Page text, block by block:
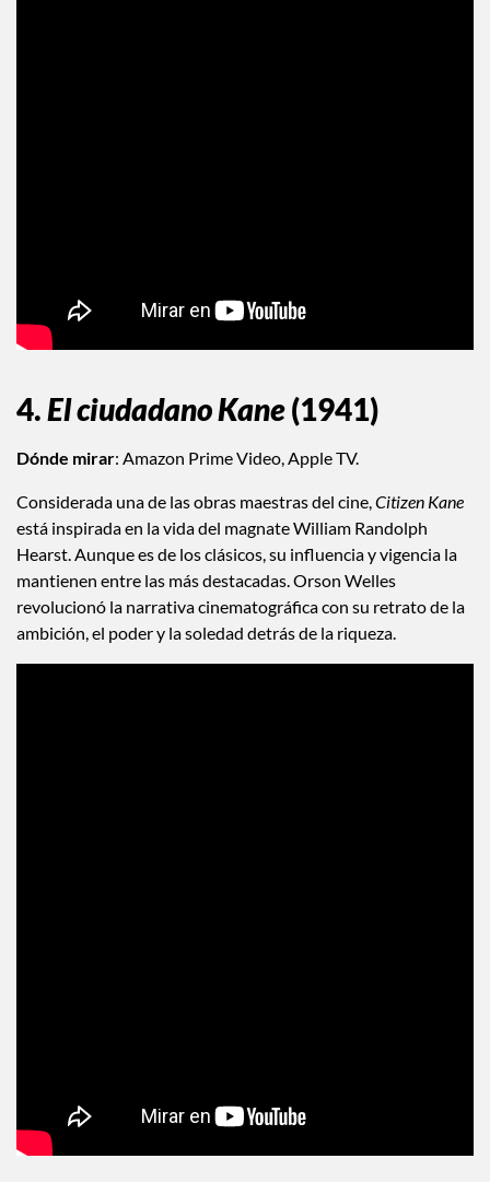
4.El ciudadano Kane(1941)
Dónde mirar: Amazon Prime Video, Apple TV.
Considerada una de las obras maestras del cine,Citizen Kane
está inspirada en la vida del magnate William Randolph
Hearst. Aunque es de los clásicos, su influencia y vigencia la
mantienen entre las más destacadas. Orson Welles
revolucionó la narrativa cinematográfica con su retrato de la
ambición, el poder y la soledad detrás de la riqueza.